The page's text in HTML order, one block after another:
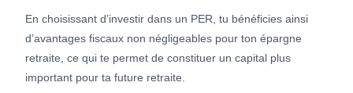
En choisissant d’investir dans un PER, tu bénéficies ainsi
d’avantages fiscaux non négligeables pour ton épargne
retraite, ce qui te permet de constituer un capital plus
important pour ta future retraite.